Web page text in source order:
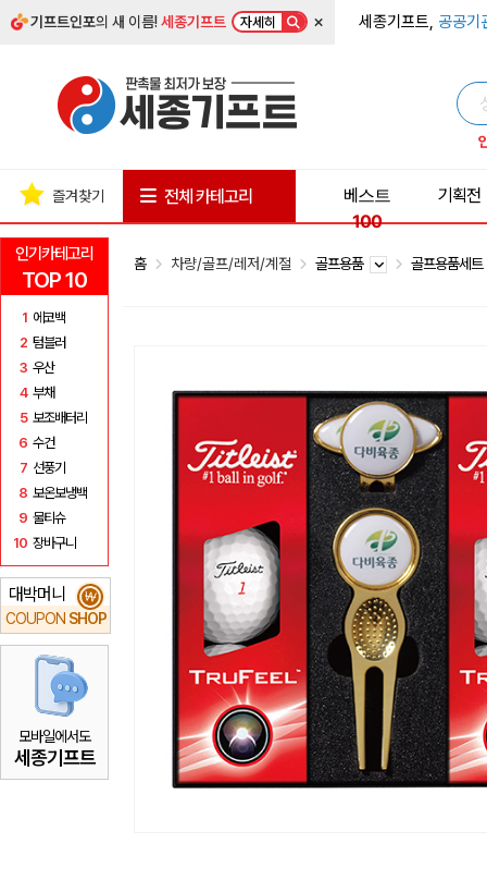
기프트인포의 새 이름!세종기프트 자세히 × 세종기프트, 공공기
인기카테고리
TOP 10
1 에코백
2 텀블러
3 우산
4 부채
5 보조배터리
6 수건
7 선풍기
8 보온보냉백
9 물티슈
10 장바구니
대박머니
COUPON SHOP
₩
모바일에서도
세종기프트
즐겨찾기 전체 카테고리
베스트
100
기획전
홈 차량/골프/레저/계절 골프용품 골프용품세